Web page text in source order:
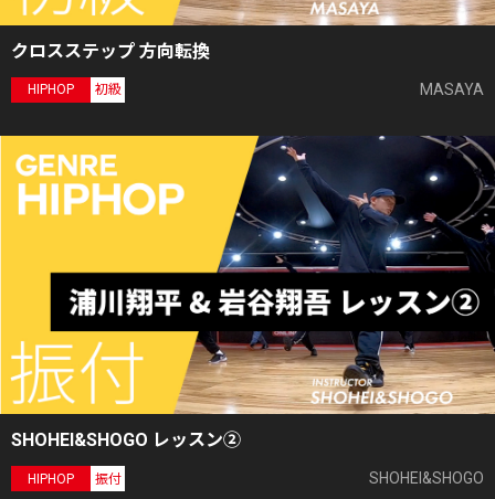
クロスステップ 方向転換
HIPHOP 初級 MASAYA
SHOHEI&SHOGO レッスン②
HIPHOP 振付 SHOHEI&SHOGO